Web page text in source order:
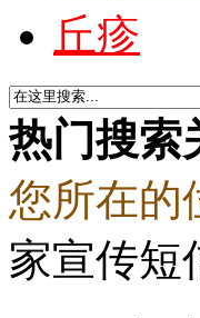
丘疹
热门搜索
您所在的
家宣传短